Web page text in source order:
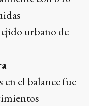
urbano de
el balance fue